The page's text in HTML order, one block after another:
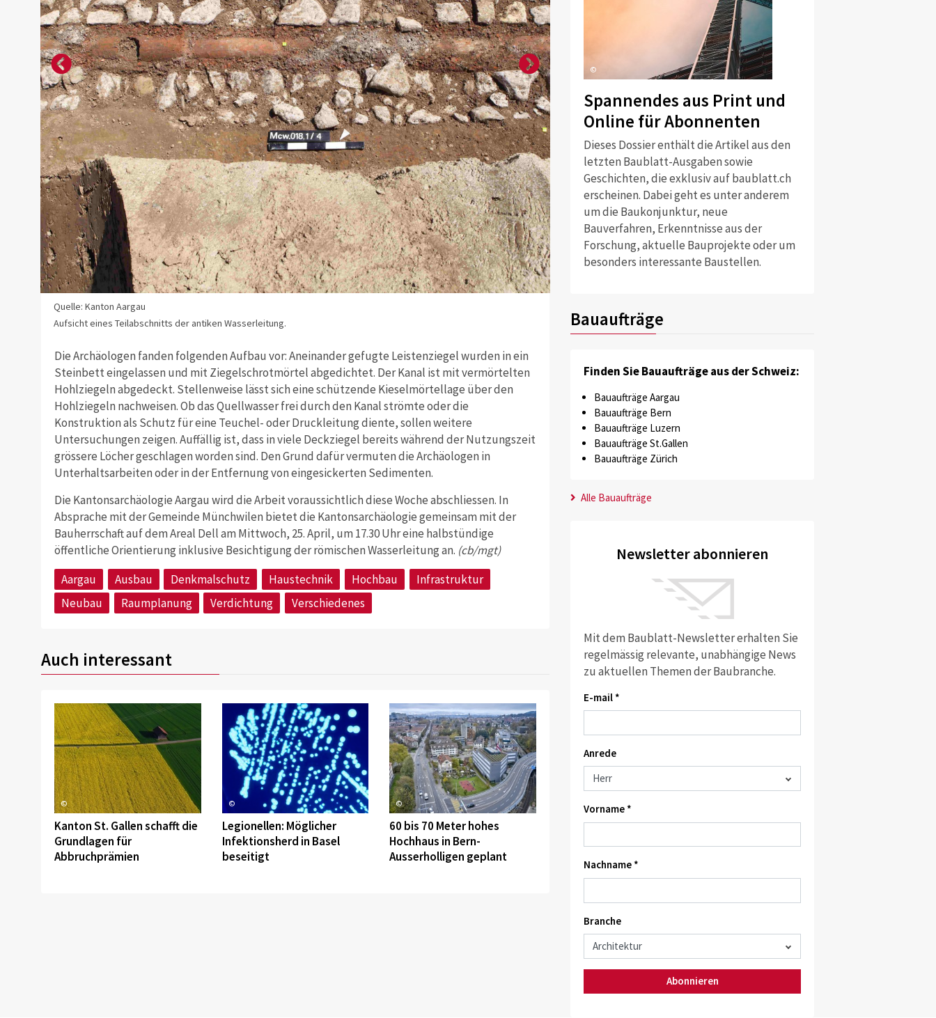
Quelle: Kanton Aargau
Aufsicht eines Teilabschnitts der antiken Wasserleitung.
Luftbild mit freigelegtem Abschnitt.
Die Archäologen fanden folgenden Aufbau vor: Aneinander gefugte Leistenziegel wurden in ein
Steinbett eingelassen und mit Ziegelschrotmörtel abgedichtet. Der Kanal ist mit vermörtelten
Hohlziegeln abgedeckt. Stellenweise lässt sich eine schützende Kieselmörtellage über den
Hohlziegeln nachweisen. Ob das Quellwasser frei durch den Kanal strömte oder die
Konstruktion als Schutz für eine Teuchel- oder Druckleitung diente, sollen weitere
Untersuchungen zeigen. Auffällig ist, dass in viele Deckziegel bereits während der Nutzungszeit
grössere Löcher geschlagen worden sind. Den Grund dafür vermuten die Archäologen in
Unterhaltsarbeiten oder in der Entfernung von eingesickerten Sedimenten.
Die Kantonsarchäologie Aargau wird die Arbeit voraussichtlich diese Woche abschliessen. In
Absprache mit der Gemeinde Münchwilen bietet die Kantonsarchäologie gemeinsam mit der
Bauherrschaft auf dem Areal Dell am Mittwoch, 25. April, um 17.30 Uhr eine halbstündige
öffentliche Orientierung inklusive Besichtigung der römischen Wasserleitung an. (cb/mgt)
Aargau
Ausbau Denkmalschutz Haustechnik Hochbau
Infrastruktur
Neubau
Raumplanung Verdichtung Verschiedenes
Auch interessant
©
Kanton St. Gallen schafft die
Grundlagen für
Abbruchprämien
©
Legionellen: Möglicher
Infektionsherd in Basel
beseitigt
©
60 bis 70 Meter hohes
Hochhaus in Bern-
Ausserholligen geplant
©
Spannendes aus Print und
Online für Abonnenten
Dieses Dossier enthält die Artikel aus den
letzten Baublatt-Ausgaben sowie
Geschichten, die exklusiv auf baublatt.ch
erscheinen. Dabei geht es unter anderem
um die Baukonjunktur, neue
Bauverfahren, Erkenntnisse aus der
Forschung, aktuelle Bauprojekte oder um
besonders interessante Baustellen.
Bauaufträge
Finden Sie Bauaufträge aus der Schweiz:
Bauaufträge Aargau
Bauaufträge Bern
Bauaufträge Luzern
Bauaufträge St.Gallen
Bauaufträge Zürich
Alle Bauaufträge
Newsletter abonnieren
Mit dem Baublatt-Newsletter erhalten Sie
regelmässig relevante, unabhängige News
zu aktuellen Themen der Baubranche.
E-mail *
Anrede
Vorname *
Nachname *
Branche
Abonnieren